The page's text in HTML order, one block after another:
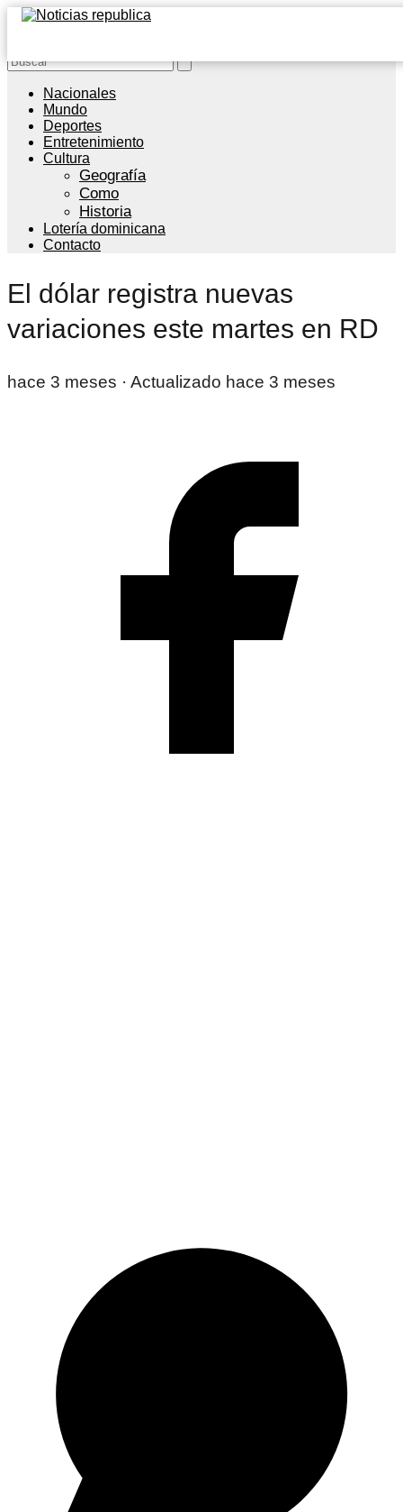
Nacionales
Mundo
Deportes
Entretenimiento
Cultura
Geografía
Como
Historia
Lotería dominicana
Contacto
El dólar registra nuevas
variaciones este martes en RD
hace 3 meses · Actualizado hace 3 meses